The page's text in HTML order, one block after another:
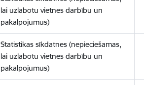
lai uzlabotu vietnes darbību un
pakalpojumus)
Statistikas sīkdatnes (nepieciešamas,
lai uzlabotu vietnes darbību un
pakalpojumus)